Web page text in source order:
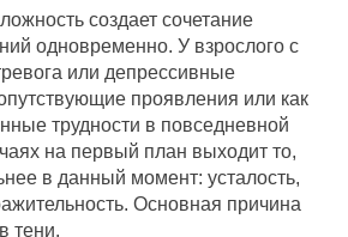
создает сочетание
одновременно. У взрослого с
или депрессивные
проявления или как
трудности в повседневной
на первый план выходит то,
в данный момент: усталость,
Основная причина
тени.